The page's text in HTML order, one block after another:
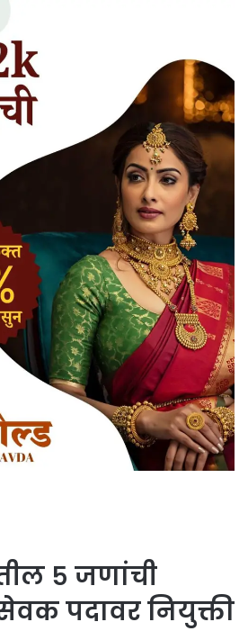
५ जणांची
पदावर नियुक्ती